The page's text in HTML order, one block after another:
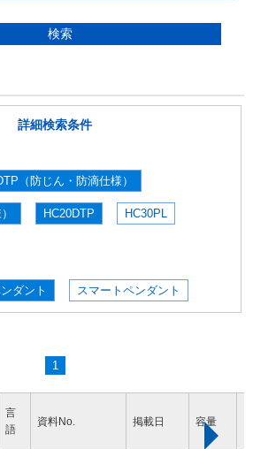
詳細検索条件
（防じん・防滴仕様）
HC20DTP HC30PL
ダント スマートペンダント
1
言
語
資料No. 掲載日 容量